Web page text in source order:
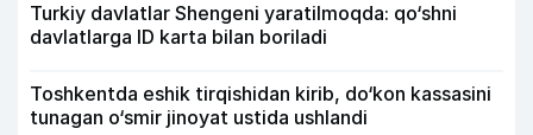
Turkiy davlatlar Shengeni yaratilmoqda: qo‘shni
davlatlarga ID karta bilan boriladi
Toshkentda eshik tirqishidan kirib, do‘kon kassasini
tunagan o‘smir jinoyat ustida ushlandi